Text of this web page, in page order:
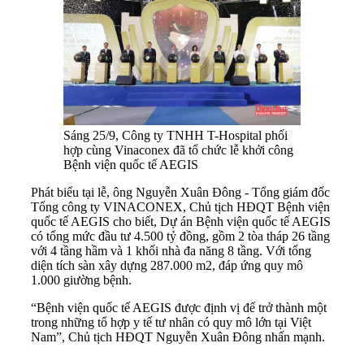
Sáng 25/9, Công ty TNHH T-Hospital phối
hợp cùng Vinaconex đã tổ chức lễ khởi công
Bệnh viện quốc tế AEGIS
Phát biểu tại lễ, ông Nguyễn Xuân Đông - Tổng giám đốc
Tổng công ty VINACONEX, Chủ tịch HĐQT Bệnh viện
quốc tế AEGIS cho biết, Dự án Bệnh viện quốc tế AEGIS
có tổng mức đầu tư 4.500 tỷ đồng, gồm 2 tòa tháp 26 tầng
với 4 tầng hầm và 1 khối nhà đa năng 8 tầng. Với tổng
diện tích sàn xây dựng 287.000 m2, đáp ứng quy mô
1.000 giường bệnh.
“Bệnh viện quốc tế AEGIS được định vị để trở thành một
trong những tổ hợp y tế tư nhân có quy mô lớn tại Việt
Nam”, Chủ tịch HĐQT Nguyễn Xuân Đông nhấn mạnh.